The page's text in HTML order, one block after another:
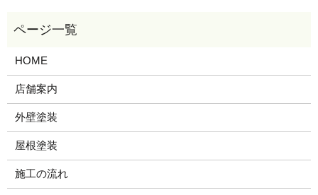
HOME
店舗案内
外壁塗装
屋根塗装
施工の流れ